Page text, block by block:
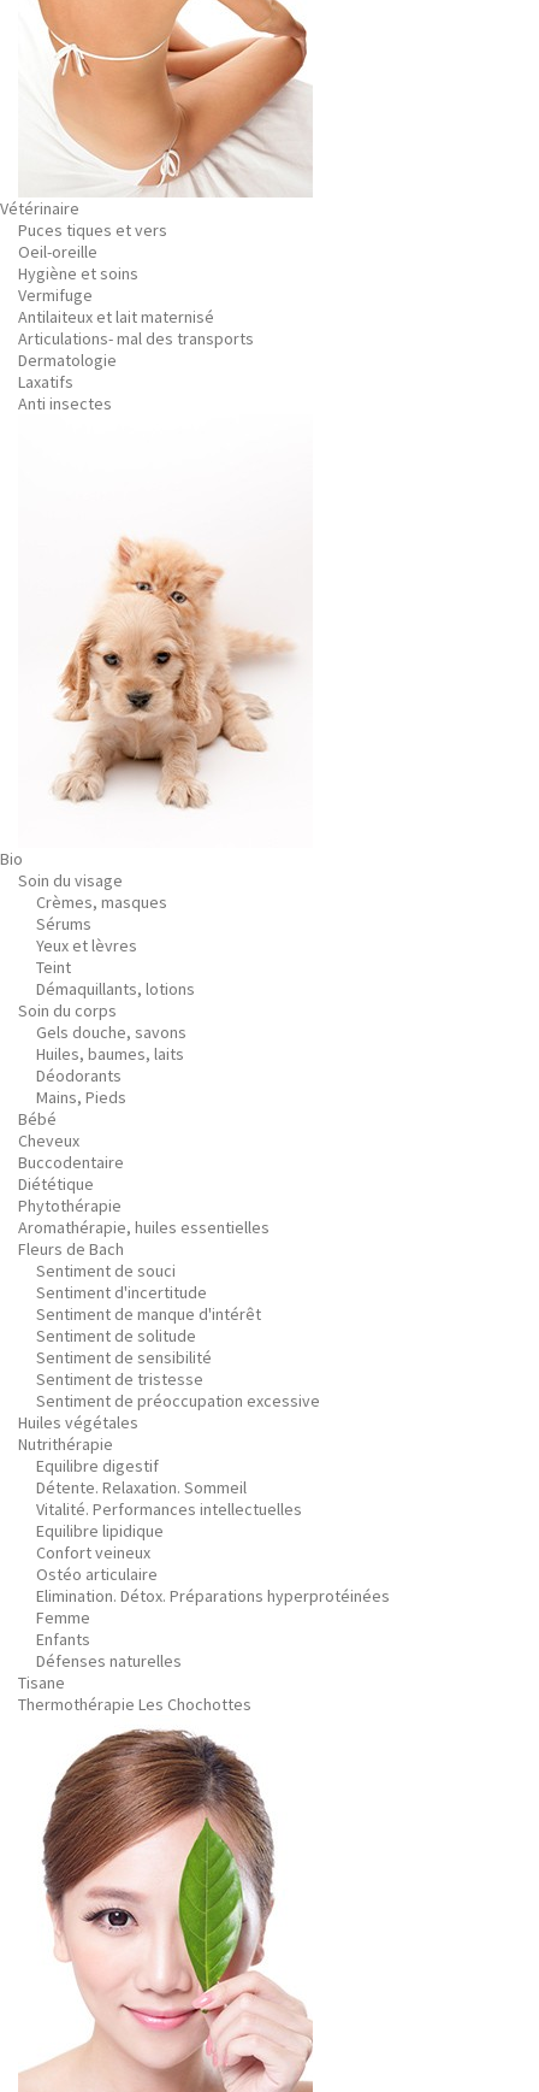
Vétérinaire
Puces tiques et vers
Oeil-oreille
Hygiène et soins
Vermifuge
Antilaiteux et lait maternisé
Articulations- mal des transports
Dermatologie
Laxatifs
Anti insectes
Bio
Soin du visage
Crèmes, masques
Sérums
Yeux et lèvres
Teint
Démaquillants, lotions
Soin du corps
Gels douche, savons
Huiles, baumes, laits
Déodorants
Mains, Pieds
Bébé
Cheveux
Buccodentaire
Diététique
Phytothérapie
Aromathérapie, huiles essentielles
Fleurs de Bach
Sentiment de souci
Sentiment d'incertitude
Sentiment de manque d'intérêt
Sentiment de solitude
Sentiment de sensibilité
Sentiment de tristesse
Sentiment de préoccupation excessive
Huiles végétales
Nutrithérapie
Equilibre digestif
Détente. Relaxation. Sommeil
Vitalité. Performances intellectuelles
Equilibre lipidique
Confort veineux
Ostéo articulaire
Elimination. Détox. Préparations hyperprotéinées
Femme
Enfants
Défenses naturelles
Tisane
Thermothérapie Les Chochottes